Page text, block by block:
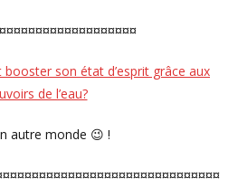
son état d’esprit grâce aux
de l’eau?
autre monde 😉 !